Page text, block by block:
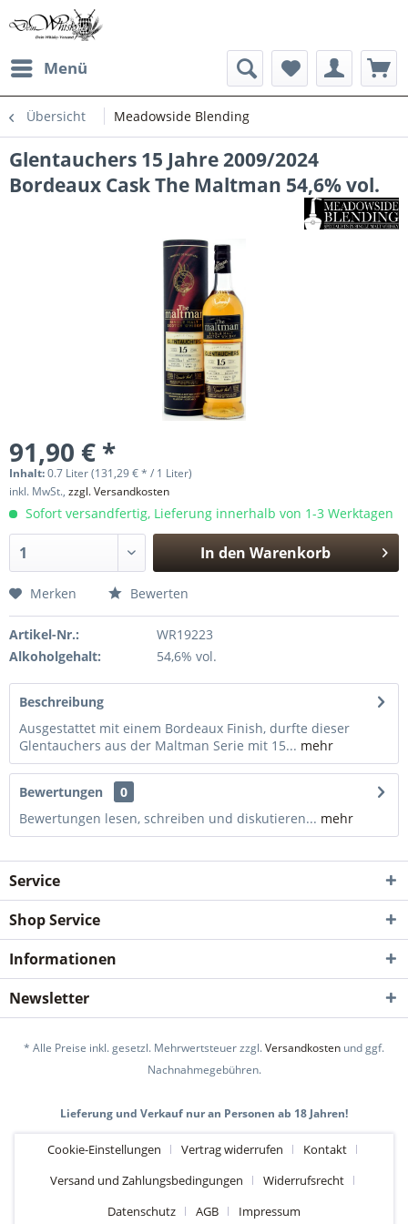
Menü
Übersicht Meadowside Blending
Glentauchers 15 Jahre 2009/2024
Bordeaux Cask The Maltman 54,6% vol.
91,90 € *
Inhalt:0.7 Liter (131,29 € * / 1 Liter)
inkl. MwSt., zzgl. Versandkosten
Sofort versandfertig, Lieferung innerhalb von 1-3 Werktagen
In den Warenkorb
Merken Bewerten
Artikel-Nr.:
WR19223
Alkoholgehalt:
54,6% vol.
Beschreibung
Ausgestattet mit einem Bordeaux Finish, durfte dieser
Glentauchers aus der Maltman Serie mit 15... mehr
Bewertungen
0
Bewertungen lesen, schreiben und diskutieren... mehr
Service
Shop Service
Informationen
Newsletter
* Alle Preise inkl. gesetzl. Mehrwertsteuer zzgl.Versandkosten und ggf.
Nachnahmegebühren.
Lieferung und Verkauf nur an Personen ab 18 Jahren!
Cookie-Einstellungen Vertrag widerrufen
Kontakt
Versand und Zahlungsbedingungen
Widerrufsrecht
Datenschutz
AGB Impressum